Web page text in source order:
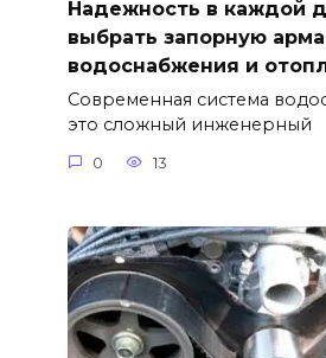
Надежность в каждой
выбрать запорную
водоснабжения и
Современная система
это сложный инженерный
0 13